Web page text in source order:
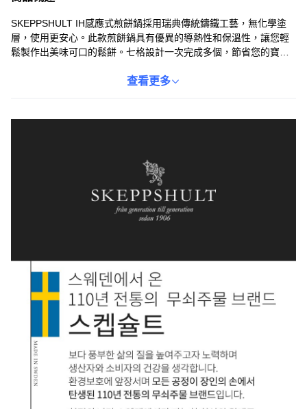
SKEPPSHULT IH感應式煎餅鍋採用瑞典傳統鑄鐵工藝，無化學塗
層，使用更安心。此款煎餅鍋具有優異的導熱性和保溫性，讓您輕
鬆製作出美味可口的鬆餅。七格設計一次完成多個，節省您的寶貴
勻分佈，確保每個鬆餅都完美受熱。使用後只需簡單清洗和養護，
查看更多